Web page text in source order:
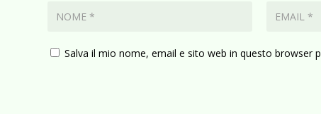
Salva il mio nome, email e sito web in questo browser